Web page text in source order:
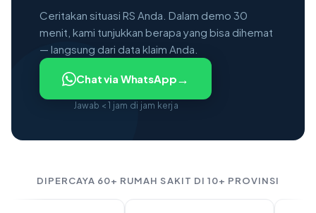
Ceritakan situasi RS Anda. Dalam demo 30
menit, kami tunjukkan berapa yang bisa dihemat
— langsung dari data klaim Anda.
Chat via WhatsApp→
Jawab < 1 jam di jam kerja
DIPERCAYA 60+ RUMAH SAKIT DI 10+ PROVINSI